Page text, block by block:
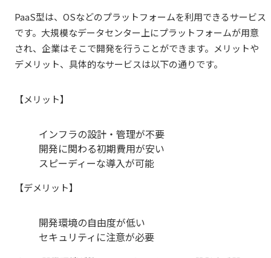
PaaS型は、OSなどのプラットフォームを利用できるサービス
です。大規模なデータセンター上にプラットフォームが用意
され、企業はそこで開発を行うことができます。メリットや
デメリット、具体的なサービスは以下の通りです。
【メリット】
インフラの設計・管理が不要
開発に関わる初期費用が安い
スピーディーな導入が可能
【デメリット】
開発環境の自由度が低い
セキュリティに注意が必要